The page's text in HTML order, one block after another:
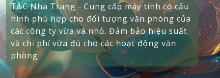
T&C Nha Trang - Cung cấp máy tính có cấu
hình phù hợp cho đối tượng văn phòng của
các công ty vừa và nhỏ. Đảm bảo hiệu suất
và chi phí vừa đủ cho các hoạt động văn
phòng